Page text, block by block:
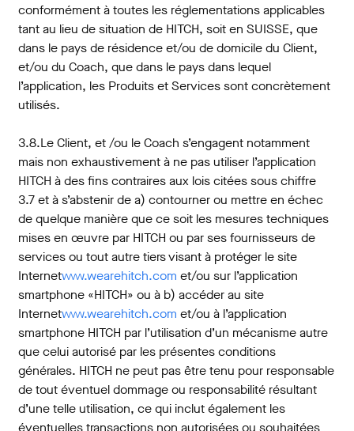
conformément à toutes les réglementations applicables
tant au lieu de situation de HITCH, soit en SUISSE, que
dans le pays de résidence et/ou de domicile du Client,
et/ou du Coach, que dans le pays dans lequel
l’application, les Produits et Services sont concrètement
utilisés.
3.8.Le Client, et /ou le Coach s’engagent notamment
mais non exhaustivement à ne pas utiliser l’application
HITCH à des fins contraires aux lois citées sous chiffre
3.7 et à s’abstenir de a) contourner ou mettre en échec
de quelque manière que ce soit les mesures techniques
mises en œuvre par HITCH ou par ses fournisseurs de
services ou tout autre tiers visant à protéger le site
Internetwww.wearehitch.com et/ou sur l’application
smartphone «HITCH» ou à b) accéder au site
Internetwww.wearehitch.com et/ou à l’application
smartphone HITCH par l’utilisation d’un mécanisme autre
que celui autorisé par les présentes conditions
générales. HITCH ne peut pas être tenu pour responsable
de tout éventuel dommage ou responsabilité résultant
d’une telle utilisation, ce qui inclut également les
éventuelles transactions non autorisées ou souhaitées